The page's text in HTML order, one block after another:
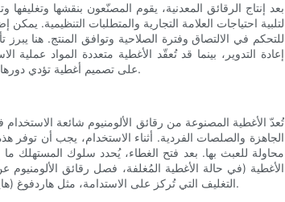
بعد إنتاج الرقائق المعدنية، يقوم المصنّعون بنقشها
لتلبية احتياجات العلامة التجارية والمتطلبات التنظيمية.
للتحكم في الالتصاق وفترة الصلاحية وتوافق المنتج. هنا
إعادة التدوير، بينما قد تُعقّد الأغطية متعددة المواد
HARDVOGUE/Haimu على تصميم أغطية تؤدي دورها في التغليف مع كونها قابلة لإعادة التدوير بأكبر قدر ممكن.
تُعدّ الأغطية المصنوعة من رقائق الألومنيوم شائعة
الجاهزة والصلصات الفردية. أثناء الاستخدام، يجب أن توفر
محاولة للعبث بها. بعد فتح الغطاء، يُحدد سلوك
الأغطية (في حالة الأغطية المُغلفة، فصل رقائق الألومنيوم
التغليف التي تُركز على الاستدامة، مثل هاردفوغ (هايمو)، إرشاداتٍ مُتزايدة حول الأغطية لمساعدة المستهلكين على اتخاذ الخيار الأمثل.